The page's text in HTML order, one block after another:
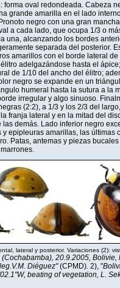
: forma oval redondeada. Cabeza
grande amarilla en el lado
negro con una gran mancha
a cada lado, que ocupa 1/3 o
una, alcanzando los bordes
separada del posterior.
amarillos con el borde lateral de
adelgazándose hasta el
de 1/10 del ancho del élitro;
negro se expande en un
humeral hasta la sutura a la
irregular y algo sinuoso.
(2:2), a 1/3 y los 2/3 del largo,
franja lateral y en la mitad del
las demás. Lado inferior negro
y epipleuras amarillas, las últimas
Patas, antemas y piezas
lateral y posterior. Variaciones (2):
(Cochabamba), 20.9.2005, Bolivie,
Diéguez"(CPMD). 2), "
beating of vegetation, L.